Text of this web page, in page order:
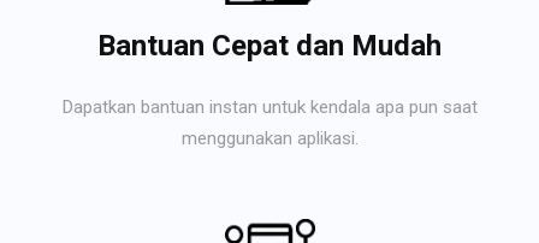
Bantuan Cepat dan Mudah
Dapatkan bantuan instan untuk kendala apa pun saat
menggunakan aplikasi.